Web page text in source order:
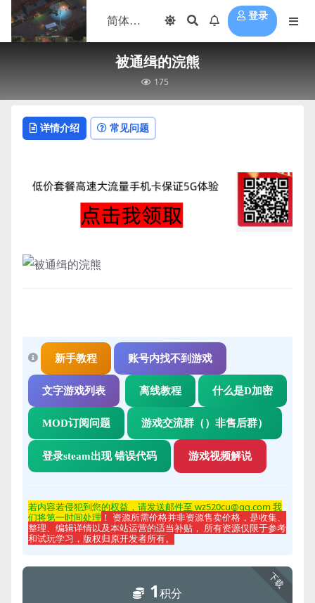
登录
被通缉的浣熊
175
详情介绍 常见问题
新手教程 账号内找不到游戏
文字游戏列表 离线教程 什么是D加密
MOD订阅问题 游戏交流群（）非售后群）
登录steam出现 错误代码 游戏视频解说
若内容若侵犯到您的权益，请发送邮件至 wz520cu@qq.com 我
们将第一时间处理 ！ 资源所需价格并非资源售卖价格，是收集、
整理、编辑详情以及本站运营的适当补贴， 所有资源仅限于参考
和试玩学习，版权归原开发者所有。
下载
1积分